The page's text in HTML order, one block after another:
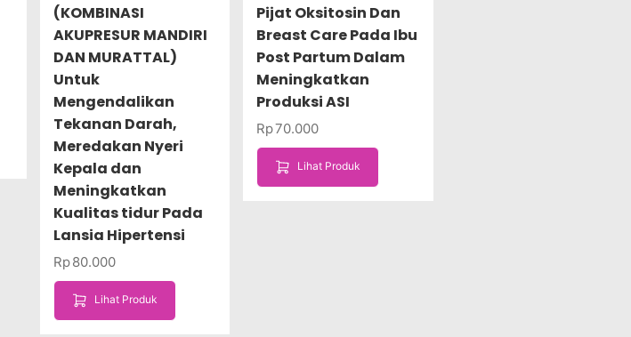
(KOMBINASI
AKUPRESUR MANDIRI
DAN MURATTAL)
Untuk
Mengendalikan
Tekanan Darah,
Meredakan Nyeri
Kepala dan
Meningkatkan
Kualitas tidur Pada
Lansia Hipertensi
Rp80.000
Lihat Produk
Pijat Oksitosin Dan
Breast Care Pada Ibu
Post Partum Dalam
Meningkatkan
Produksi ASI
Rp70.000
Lihat Produk